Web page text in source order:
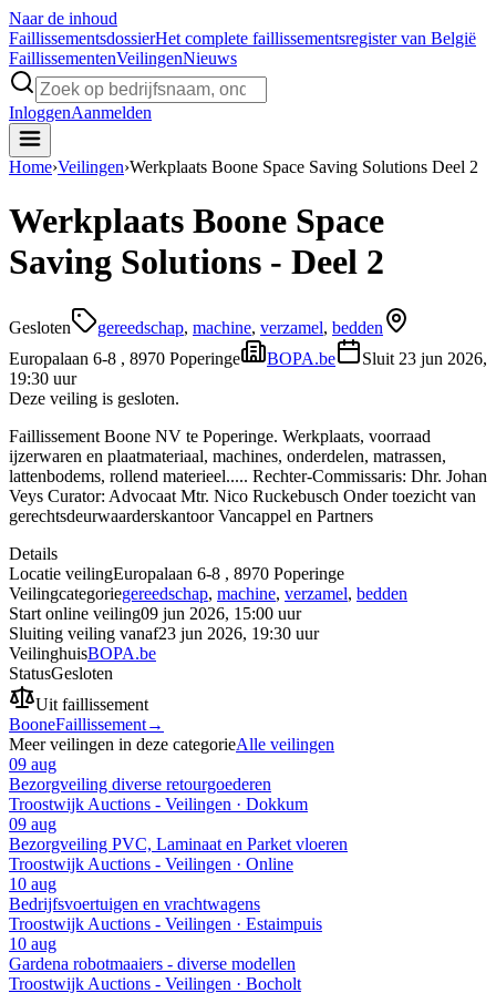
Naar de inhoud
FaillissementsdossierHet complete faillissementsregister van België
FaillissementenVeilingenNieuws
InloggenAanmelden
Home›Veilingen›Werkplaats Boone Space Saving Solutions Deel 2
Werkplaats Boone Space
Saving Solutions - Deel 2
Gesloten gereedschap, machine, verzamel, bedden
Europalaan 6-8 , 8970 Poperinge
BOPA.be Sluit 23 jun 2026,
19:30 uur
Deze veiling is gesloten.
Faillissement Boone NV te Poperinge. Werkplaats, voorraad
ijzerwaren en plaatmateriaal, machines, onderdelen, matrassen,
lattenbodems, rollend materieel..... Rechter-Commissaris: Dhr. Johan
Veys Curator: Advocaat Mtr. Nico Ruckebusch Onder toezicht van
gerechtsdeurwaarderskantoor Vancappel en Partners
Details
Locatie veilingEuropalaan 6-8 , 8970 Poperinge
Veilingcategoriegereedschap, machine, verzamel, bedden
Start online veiling09 jun 2026, 15:00 uur
Sluiting veiling vanaf23 jun 2026, 19:30 uur
VeilinghuisBOPA.be
StatusGesloten
Uit faillissement
BooneFaillissement→
Meer veilingen in deze categorieAlle veilingen
09 aug
Bezorgveiling diverse retourgoederen
Troostwijk Auctions - Veilingen · Dokkum
09 aug
Bezorgveiling PVC, Laminaat en Parket vloeren
Troostwijk Auctions - Veilingen · Online
10 aug
Bedrijfsvoertuigen en vrachtwagens
Troostwijk Auctions - Veilingen · Estaimpuis
10 aug
Gardena robotmaaiers - diverse modellen
Troostwijk Auctions - Veilingen · Bocholt